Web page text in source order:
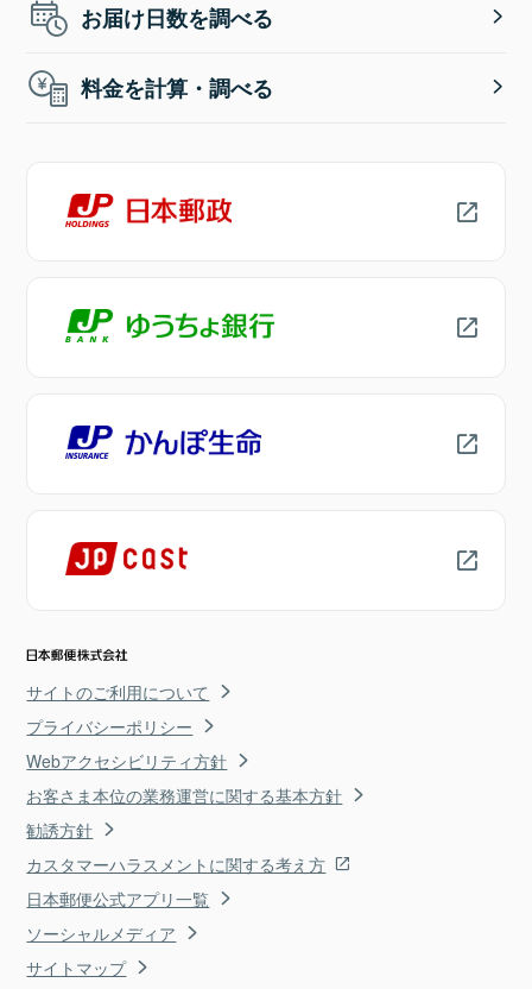
お届け日数を調べる
料金を計算・調べる
サイトのご利用について
プライバシーポリシー
Webアクセシビリティ方針
お客さま本位の業務運営に関する基本方針
勧誘方針
カスタマーハラスメントに関する考え方
日本郵便公式アプリ一覧
ソーシャルメディア
サイトマップ